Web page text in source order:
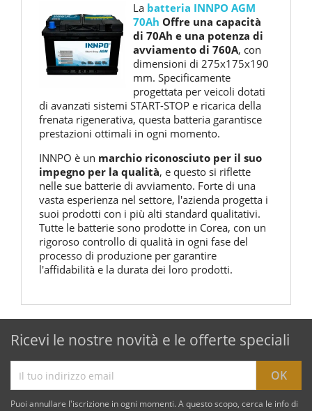
La batteria INNPO AGM
70Ah Offre una capacità
di 70Ah e una potenza di
avviamento di 760A, con
dimensioni di 275x175x190
mm. Specificamente
progettata per veicoli dotati
di avanzati sistemi START-STOP e ricarica della
frenata rigenerativa, questa batteria garantisce
prestazioni ottimali in ogni momento.
INNPO è un marchio riconosciuto per il suo
impegno per la qualità, e questo si riflette
nelle sue batterie di avviamento. Forte di una
vasta esperienza nel settore, l'azienda progetta i
suoi prodotti con i più alti standard qualitativi.
Tutte le batterie sono prodotte in Corea, con un
rigoroso controllo di qualità in ogni fase del
processo di produzione per garantire
l'affidabilità e la durata dei loro prodotti.
Ricevi le nostre novità e le offerte speciali
Puoi annullare l'iscrizione in ogni momenti. A questo scopo, cerca le info di